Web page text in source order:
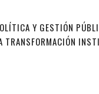
Y GESTIÓN
TRANSFORMACIÓN